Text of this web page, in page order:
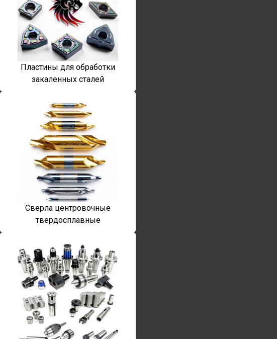
Пластины для обработки
закаленных сталей
Сверла центровочные
твердосплавные